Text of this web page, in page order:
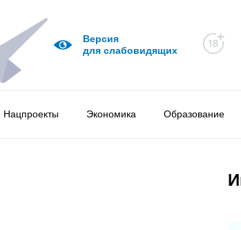
Версия
для слабовидящих
Нацпроекты Экономика Образование